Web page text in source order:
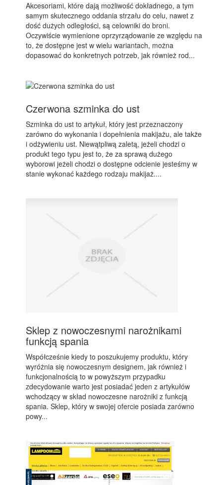
Akcesoriami, które dają możliwość dokładnego, a tym
samym skutecznego oddania strzału do celu, nawet z
dość dużych odległości, są celowniki do broni.
Oczywiście wymienione oprzyrządowanie ze względu na
to, że dostępne jest w wielu wariantach, można
dopasować do konkretnych potrzeb, jak również rod...
Czerwona szminka do ust
Szminka do ust to artykuł, który jest przeznaczony
zarówno do wykonania i dopełnienia makijażu, ale także
i odżywieniu ust. Niewątpliwą zaletą, jeżeli chodzi o
produkt tego typu jest to, że za sprawą dużego
wyborowi jeżeli chodzi o dostępne odcienie jesteśmy w
stanie wykonać każdego rodzaju makijaż....
Sklep z nowoczesnymi narożnikami
funkcją spania
Współcześnie kiedy to poszukujemy produktu, który
wyróżnia się nowoczesnym designem, jak również i
funkcjonalnością to w powyższym przypadku
zdecydowanie warto jest posiadać jeden z artykułów
wchodzący w skład nowoczesne narożniki z funkcją
spania. Sklep, który w swojej ofercie posiada zarówno
powy...